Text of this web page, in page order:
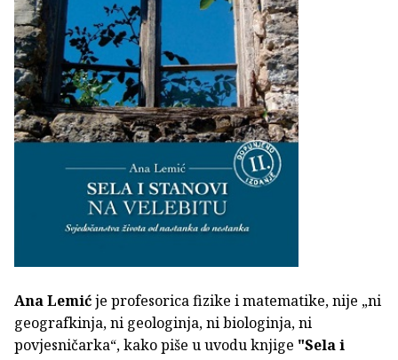
Ana Lemićje profesorica fizike i matematike, nije „ni
geografkinja, ni geologinja, ni biologinja, ni
povjesničarka“, kako piše u uvodu knjige "Sela i